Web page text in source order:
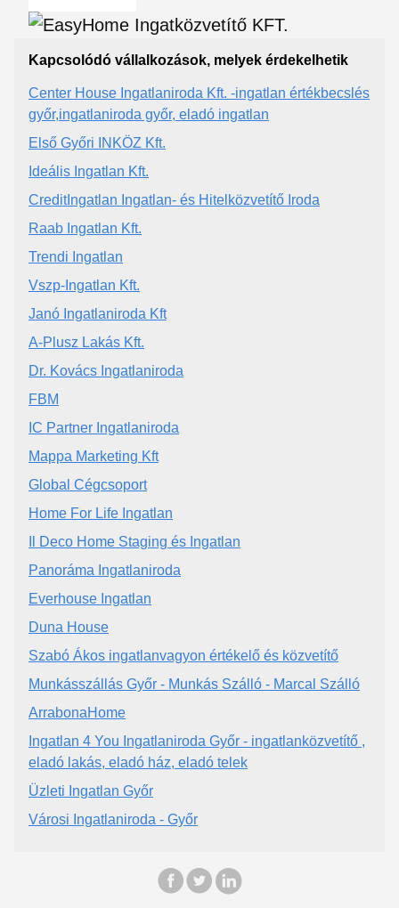
Kapcsolódó vállalkozások, melyek érdekelhetik
Center House Ingatlaniroda Kft. -ingatlan értékbecslés
győr,ingatlaniroda győr, eladó ingatlan
Első Győri INKÖZ Kft.
Ideális Ingatlan Kft.
CreditIngatlan Ingatlan- és Hitelközvetítő Iroda
Raab Ingatlan Kft.
Trendi Ingatlan
Vszp-Ingatlan Kft.
Janó Ingatlaniroda Kft
A-Plusz Lakás Kft.
Dr. Kovács Ingatlaniroda
FBM
IC Partner Ingatlaniroda
Mappa Marketing Kft
Global Cégcsoport
Home For Life Ingatlan
Il Deco Home Staging és Ingatlan
Panoráma Ingatlaniroda
Everhouse Ingatlan
Duna House
Szabó Ákos ingatlanvagyon értékelő és közvetítő
Munkásszállás Győr - Munkás Szálló - Marcal Szálló
ArrabonaHome
Ingatlan 4 You Ingatlaniroda Győr - ingatlanközvetítő ,
eladó lakás, eladó ház, eladó telek
Üzleti Ingatlan Győr
Városi Ingatlaniroda - Győr